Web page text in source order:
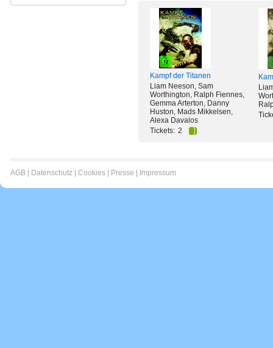
Kampf der Titanen
Liam Neeson, Sam
Worthington, Ralph Fiennes,
Gemma Arterton, Danny
Huston, Mads Mikkelsen,
Alexa Davalos
Tickets: 2
AGB Datenschutz Cookies Presse Impressum